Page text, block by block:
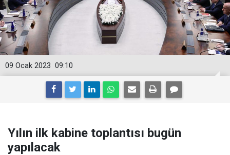
09:10
09 Ocak 2023
Yılın ilk kabine toplantısı bugün
yapılacak